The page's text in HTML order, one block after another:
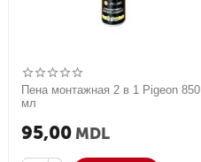
Пена монтажная 2 в 1 Pigeon 850
мл
95,00 MDL